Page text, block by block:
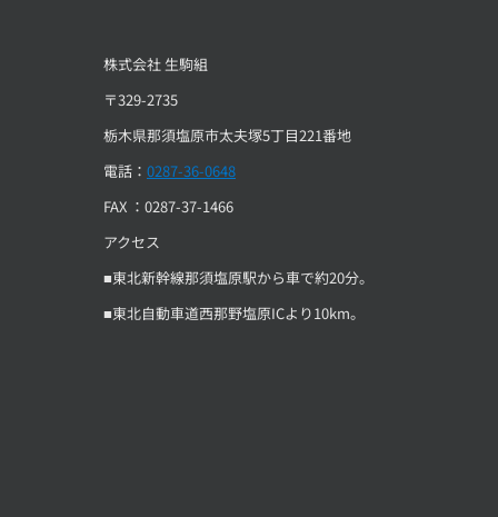
株式会社 生駒組
〒329-2735
栃木県那須塩原市太夫塚5丁目221番地
電話： 0287-36-0648
FAX ：0287-37-1466
アクセス
■東北新幹線那須塩原駅から車で約20分。
■東北自動車道西那野塩原ICより10km。